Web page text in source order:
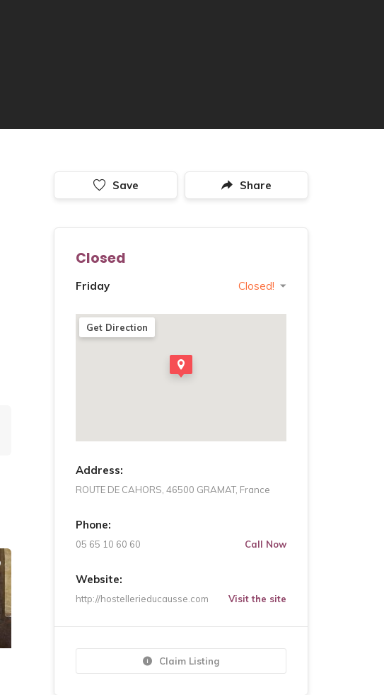
Save Share
Closed
Friday Closed!
Get Direction
Address:
ROUTE DE CAHORS, 46500 GRAMAT, France
Phone:
05 65 10 60 60 Call Now
Website:
http://hostellerieducausse.com Visit the site
Claim Listing